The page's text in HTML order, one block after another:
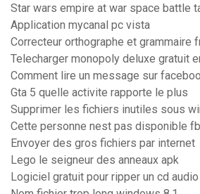
Star wars empire at war space battle
Application mycanal pc vista
Correcteur orthographe et grammaire
Telecharger monopoly deluxe gratuit
Comment lire un message sur
Gta 5 quelle activite rapporte le plus
Supprimer les fichiers inutiles sous
Cette personne nest pas disponible fb
Envoyer des gros fichiers par internet
Lego le seigneur des anneaux apk
Logiciel gratuit pour ripper un cd audio